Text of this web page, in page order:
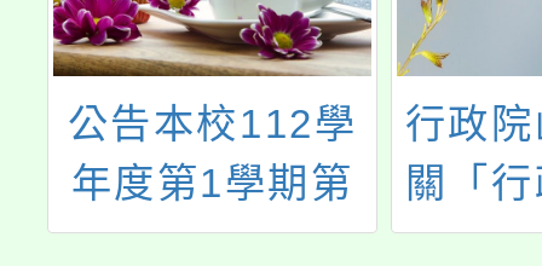
公告本校112學
年度第1學期第
15次本土語教學
行政
關「
屬中